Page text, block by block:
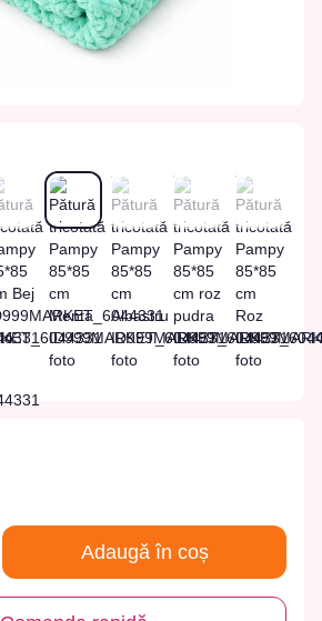
Adaugă în coș